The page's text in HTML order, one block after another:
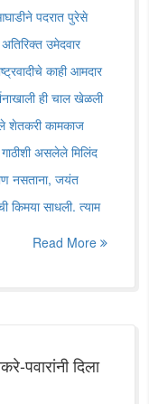
पदरात पुरेसे
उमेदवार
काही आमदार
ही चाल खेळली
शेतकरी कामकाज
असलेले मिलिंद
नसताना, जयंत
किमया साधली. त्याम
Read More
पवारांनी दिला